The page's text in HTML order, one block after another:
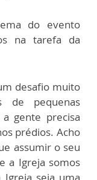
do evento
na tarefa da
desafio muito
de pequenas
gente precisa
prédios. Acho
assumir o seu
a Igreja somos
Igreja seja uma